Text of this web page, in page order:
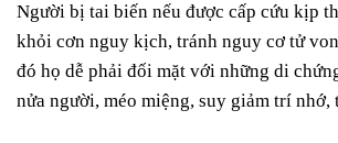
Người bị tai biến nếu được cấp cứu kịp
khỏi cơn nguy kịch, tránh nguy cơ tử
đó họ dễ phải đối mặt với những di
nửa người, méo miệng, suy giảm trí